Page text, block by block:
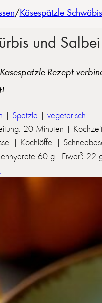
/Käsespätzle
und Salbei
Rezept
| Spätzle | vegetarisch
20 Minuten |
| Kochlöffel |
60 g| Eiweiß 22